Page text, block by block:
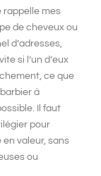
rappelle mes
de cheveux ou
d’adresses,
si l’un d’eux
ce que
à
Il faut
pour
valeur, sans
ou